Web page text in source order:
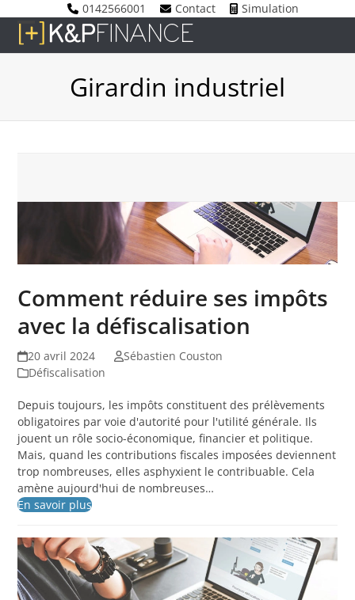
content
0142566001 Contact Simulation
Open
Close
Girardin industriel
Comment réduire ses impôts
avec la défiscalisation
20 avril 2024
Sébastien Couston
Défiscalisation
Depuis toujours, les impôts constituent des prélèvements
obligatoires par voie d'autorité pour l'utilité générale. Ils
jouent un rôle socio-économique, financier et politique.
Mais, quand les contributions fiscales imposées deviennent
trop nombreuses, elles asphyxient le contribuable. Cela
amène aujourd'hui de nombreuses…
En savoir plus